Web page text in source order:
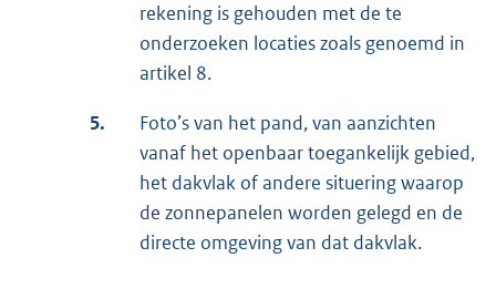
rekening is gehouden met de te
onderzoeken locaties zoals genoemd in
artikel 8.
5.
Foto’s van het pand, van aanzichten
vanaf het openbaar toegankelijk gebied,
het dakvlak of andere situering waarop
de zonnepanelen worden gelegd en de
directe omgeving van dat dakvlak.